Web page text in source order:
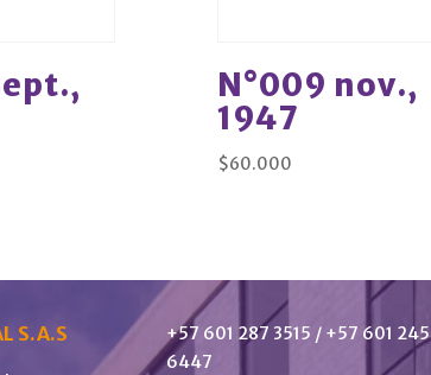
N°009 nov.,
1947
$60.000
S.A.S
+57 601 287 3515 / +57 601 245
6447